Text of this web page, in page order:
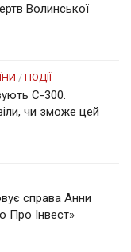
Волинської
/ ПОДІЇ
С-300.
чи зможе цей
справа Анни
Про Інвест»